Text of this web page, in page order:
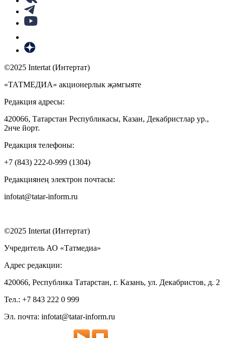
©2025 Intertat (Интертат)
«ТАТМЕДИА» акционерлык җәмгыяте
Редакция адресы:
420066, Татарстан Республикасы, Казан, Декабристлар ур.,
2нче йорт.
Редакция телефоны:
+7 (843) 222-0-999 (1304)
Редакциянең электрон почтасы:
infotat@tatar-inform.ru
©2025 Intertat (Интертат)
Учредитель АО «Татмедиа»
Адрес редакции:
420066, Республика Татарстан, г. Казань, ул. Декабристов, д. 2
Тел.: +7 843 222 0 999
Эл. почта: infotat@tatar-inform.ru